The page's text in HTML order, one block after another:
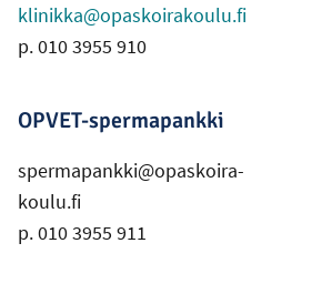
klinikka@opaskoirakoulu.fi
p. 010 3955 910
OPVET-spermapankki
spermapankki@opaskoira-
koulu.fi
p. 010 3955 911